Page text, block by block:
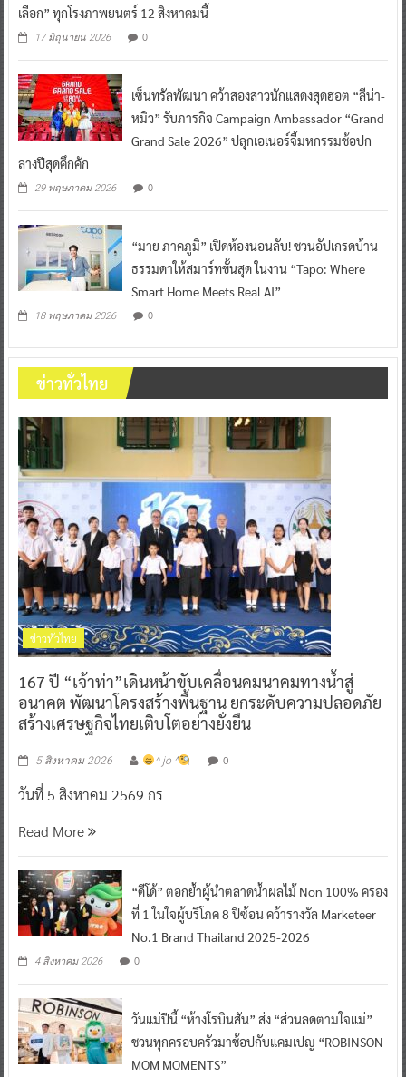
เลือก” ทุกโรงภาพยนตร์ 12 สิงหาคมนี้
17 มิถุนายน 2026 0
เซ็นทรัลพัฒนา คว้าสองสาวนักแสดงสุดฮอต “ลีน่า-
หมิว” รับภารกิจ Campaign Ambassador “Grand
Grand Sale 2026” ปลุกเอเนอร์จี้มหกรรมช้อปก
ลางปีสุดคึกคัก
29 พฤษภาคม 2026 0
“มาย ภาคภูมิ” เปิดห้องนอนลับ! ชวนอัปเกรดบ้าน
ธรรมดาให้สมาร์ทขั้นสุด ในงาน “Tapo: Where
Smart Home Meets Real AI”
18 พฤษภาคม 2026 0
ข่าวทั่วไทย
ข่าวทั่วไทย
167 ปี “เจ้าท่า”เดินหน้าขับเคลื่อนคมนาคมทางน้ำสู่
อนาคต พัฒนาโครงสร้างพื้นฐาน ยกระดับความปลอดภัย
สร้างเศรษฐกิจไทยเติบโตอย่างยั่งยืน
5 สิงหาคม 2026 ^ jo ^ 0
วันที่ 5 สิงหาคม 2569 กร
Read More
“ดีโด้” ตอกย้ำผู้นำตลาดน้ำผลไม้ Non 100% ครอง
ที่ 1 ในใจผู้บริโภค 8 ปีซ้อน คว้ารางวัล Marketeer
No.1 Brand Thailand 2025-2026
4 สิงหาคม 2026 0
วันแม่ปีนี้ “ห้างโรบินสัน” ส่ง “ส่วนลดตามใจแม่”
ชวนทุกครอบครัวมาช้อปกับแคมเปญ “ROBINSON
MOM MOMENTS”